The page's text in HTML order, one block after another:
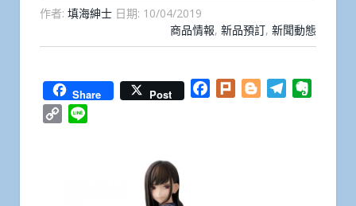
作者: 填海紳士 日期: 10/04/2019
商品情報, 新品預訂, 新聞動態
Share Post Facebook
Plurk BloggerTelegram
Copy